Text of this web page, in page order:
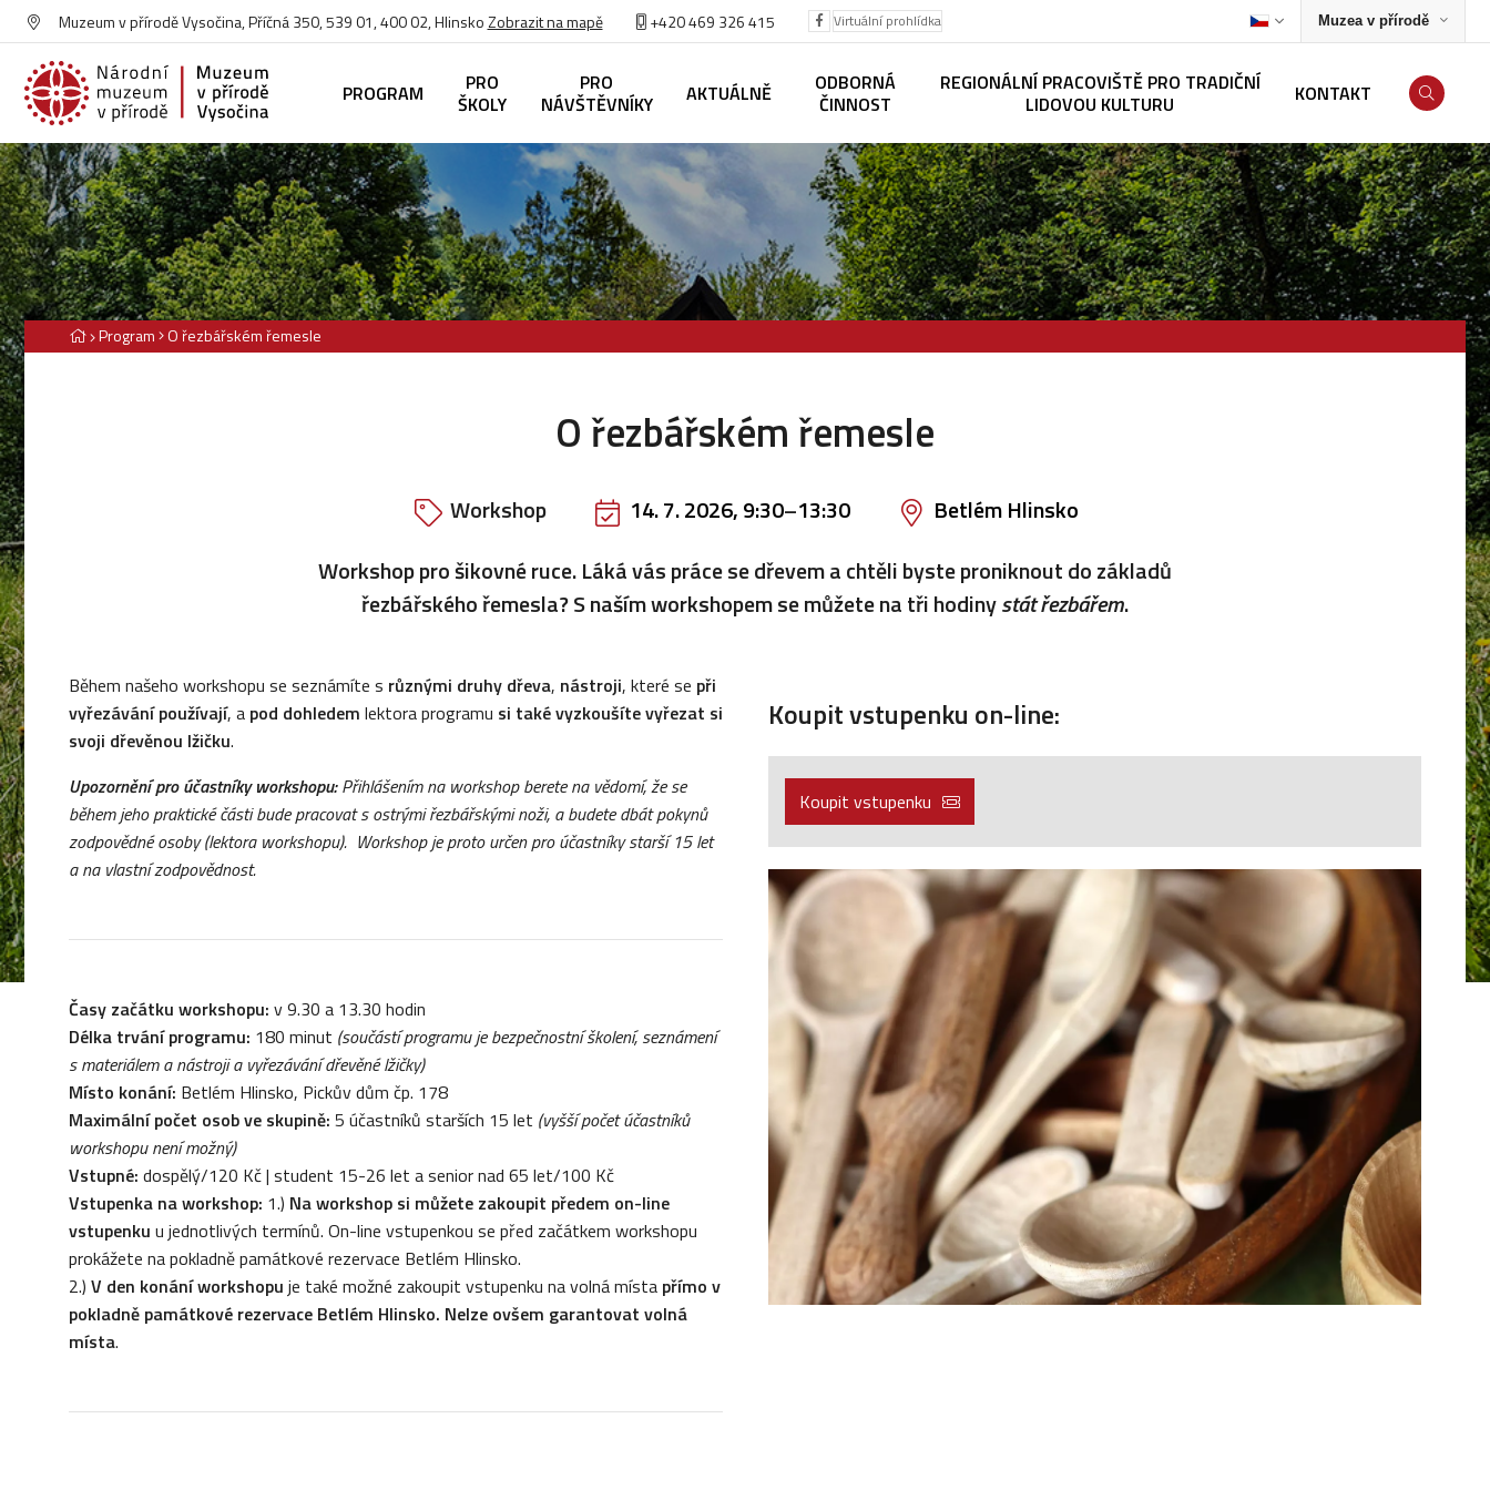
Muzeum v přírodě Vysočina, Příčná 350, 539 01, 400 02, HlinskoZobrazit na mapě +420469 326 415 Virtuální prohlídka Muzea v přírodě
PROGRAM
PRO
ŠKOLY
PRO
NÁVŠTĚVNÍKY
AKTUÁLNĚ
ODBORNÁ
ČINNOST
REGIONÁLNÍ PRACOVIŠTĚ PRO TRADIČNÍ
LIDOVOU KULTURU
KONTAKT
Program O řezbářském řemesle
O řezbářském řemesle
Workshop 14. 7. 2026, 9:30–13:30
Betlém Hlinsko
Workshop pro šikovné ruce. Láká vás práce se dřevem a chtěli byste proniknout do základů
řezbářského řemesla? S naším workshopem se můžete na tři hodinystát řezbářem.
Během našeho workshopu se seznámíte s různými druhy dřeva, nástroji, které se při
vyřezávání používají, a pod dohledem lektora programu si také vyzkoušíte vyřezat si
svoji dřevěnou lžičku.
Upozornění pro účastníky workshopu:Přihlášením na workshop berete na vědomí, že se
během jeho praktické části bude pracovat s ostrými řezbářskými noži, a budete dbát pokynů
zodpovědné osoby (lektora workshopu). Workshop je proto určen pro účastníky starší 15 let
a na vlastní zodpovědnost.
Časy začátku workshopu: v 9.30 a 13.30 hodin
Délka trvání programu: 180 minut (součástí programu je bezpečnostní školení, seznámení
s materiálem a nástroji a vyřezávání dřevěné lžičky)
Místo konání: Betlém Hlinsko, Pickův dům čp. 178
Maximální počet osob ve skupině: 5 účastníků starších 15 let (vyšší počet účastníků
workshopu není možný)
Vstupné: dospělý/120 Kč | student 15-26 let a senior nad 65 let/100 Kč
Vstupenka na workshop: 1.) Na workshop si můžete zakoupit předem on-line
vstupenku u jednotlivých termínů. On-line vstupenkou se před začátkem workshopu
prokážete na pokladně památkové rezervace Betlém Hlinsko.
2.) V den konání workshopu je také možné zakoupit vstupenku na volná místa přímo v
pokladně památkové rezervace Betlém Hlinsko. Nelze ovšem garantovat volná
místa.
Koupit vstupenku on-line:
Koupit vstupenku